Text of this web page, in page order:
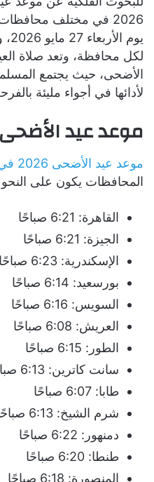
2026 في مختلف
لكل محافظة، وتعد صلاة
الأضحى، حيث يجتمع
لأدائها في أجواء مليئة
موعد عيد الأضحى 2026 في مصر
موعد عيد الأضحى 2026 في مصر
المحافظات يكون على النحو
القاهرة: 6:21 صباحًا
الجيزة: 6:21 صباحًا
الإسكندرية: 6:23 صباحًا
بورسعيد: 6:14 صباحًا
السويس: 6:16 صباحًا
العريش: 6:08 صباحًا
الطور: 6:15 صباحًا
سانت كاترين: 6:13 صباحًا
طابا: 6:07 صباحًا
شرم الشيخ: 6:13 صباحًا
دمنهور: 6:22 صباحًا
طنطا: 6:20 صباحًا
المنصورة: 6:18 صباحًا